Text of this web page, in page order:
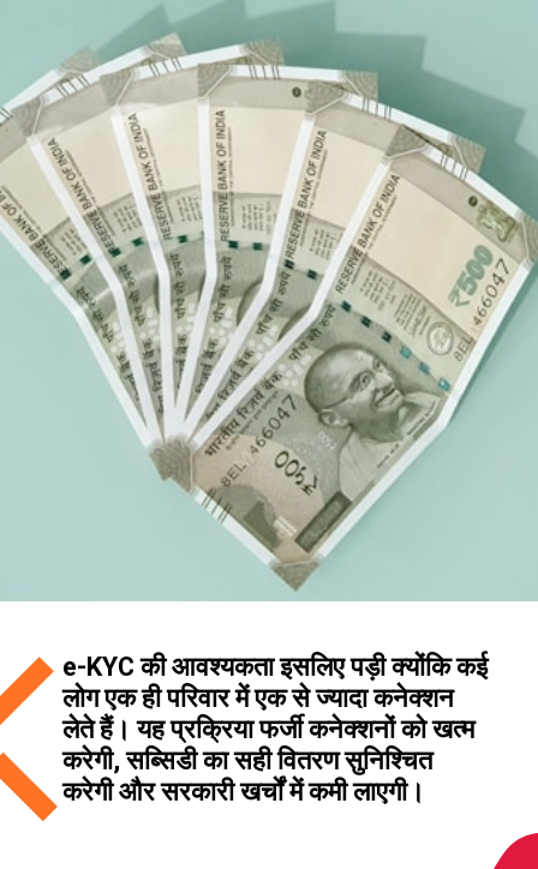
e-KYC की आवश्यकता इसलिए पड़ी क्योंकि कई
लोग एक ही परिवार में एक से ज्यादा कनेक्शन
लेते हैं। यह प्रक्रिया फर्जी कनेक्शनों को खत्म
करेगी, सब्सिडी का सही वितरण सुनिश्चित
करेगी और सरकारी खर्चों में कमी लाएगी।